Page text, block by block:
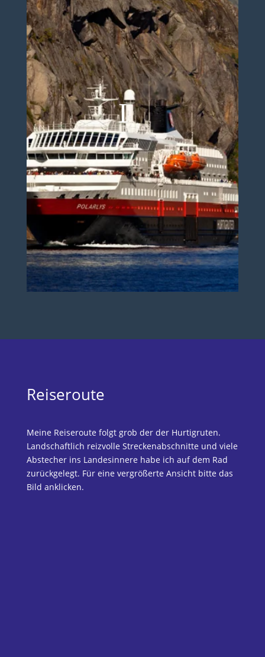
Reiseroute
Meine Reiseroute folgt grob der der Hurtigruten.
Landschaftlich reizvolle Streckenabschnitte und viele
Abstecher ins Landesinnere habe ich auf dem Rad
zurückgelegt. Für eine vergrößerte Ansicht bitte das
Bild anklicken.